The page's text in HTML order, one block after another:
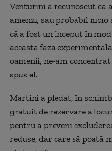
Venturini a recunoscut că
amenzi, sau probabil nicio
că a fost un început în
această fază
oamenii, ne-am
spus el.
Martini a pledat, în
gratuit de rezervare a
pentru a preveni
reduse, dar care să poată